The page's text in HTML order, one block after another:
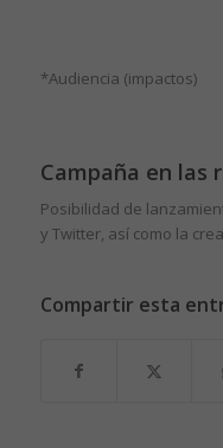
*Audiencia (impactos)
Campaña en las
Posibilidad de
y Twitter, así como la
Compartir esta